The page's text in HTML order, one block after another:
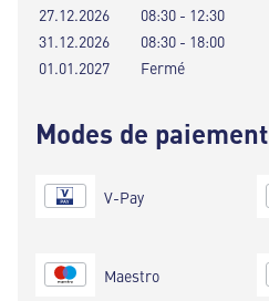
27.12.2026
08:30 - 12:30
31.12.2026
08:30 - 18:00
01.01.2027
Fermé
Modes de paiement
V-Pay
Maestro